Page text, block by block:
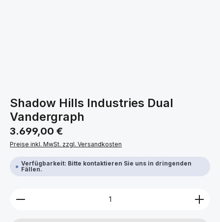
Shadow Hills Industries Dual
Vandergraph
Regulärer Preis:
3.699,00 €
Preise inkl. MwSt. zzgl. Versandkosten
Verfügbarkeit: Bitte kontaktieren Sie uns in dringenden
Fällen.
Produkt Anzahl: Gib den gewünschten Wert ein